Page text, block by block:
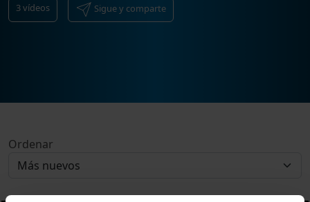
3vídeos Sigue y comparte
Ordenar